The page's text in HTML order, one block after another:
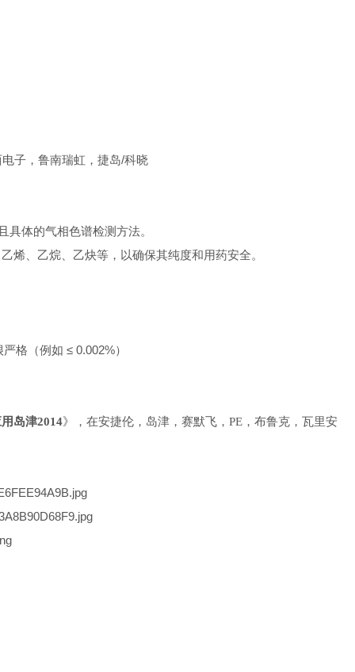
子，鲁南瑞虹，捷岛/科晓
体的气相色谱检测方法。
烯、乙烷、乙炔等，以确保其纯度和用药安全。
格（例如 ≤ 0.002%）
岛津2014》，在安捷伦，岛津，赛默飞，PE，布鲁克，瓦里安